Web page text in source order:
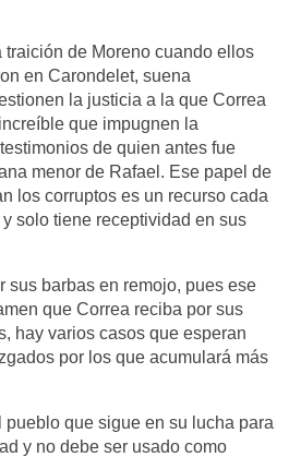
traición de Moreno cuando ellos
en Carondelet, suena
la justicia a la que Correa
que impugnen la
de quien antes fue
menor de Rafael. Ese papel de
los corruptos es un recurso cada
solo tiene receptividad en sus
sus barbas en remojo, pues ese
que Correa reciba por sus
hay varios casos que esperan
por los que acumulará más
pueblo que sigue en su lucha para
y no debe ser usado como